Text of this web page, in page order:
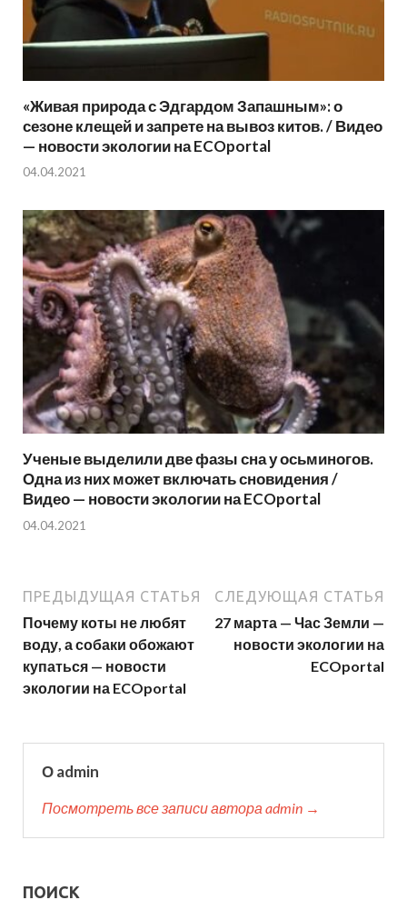
«Живая природа с Эдгардом Запашным»: о
сезоне клещей и запрете на вывоз китов. / Видео
— новости экологии на ECOportal
04.04.2021
Ученые выделили две фазы сна у осьминогов.
Одна из них может включать сновидения /
Видео — новости экологии на ECOportal
04.04.2021
ПРЕДЫДУЩАЯ СТАТЬЯ
Почему коты не любят
воду, а собаки обожают
купаться — новости
экологии на ECOportal
СЛЕДУЮЩАЯ СТАТЬЯ
27 марта — Час Земли —
новости экологии на
ECOportal
О admin
Посмотреть все записи автора admin →
ПОИСК